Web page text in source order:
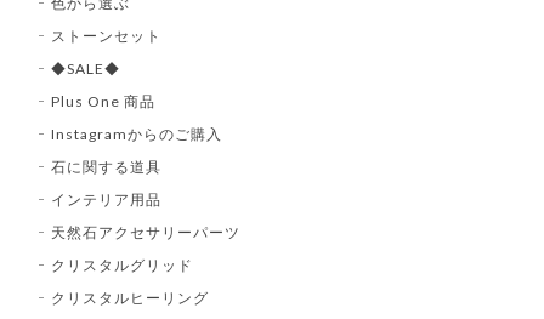
ストーンセット
◆SALE◆
Plus One 商品
Instagramからのご購入
石に関する道具
インテリア用品
天然石アクセサリーパーツ
クリスタルグリッド
クリスタルヒーリング